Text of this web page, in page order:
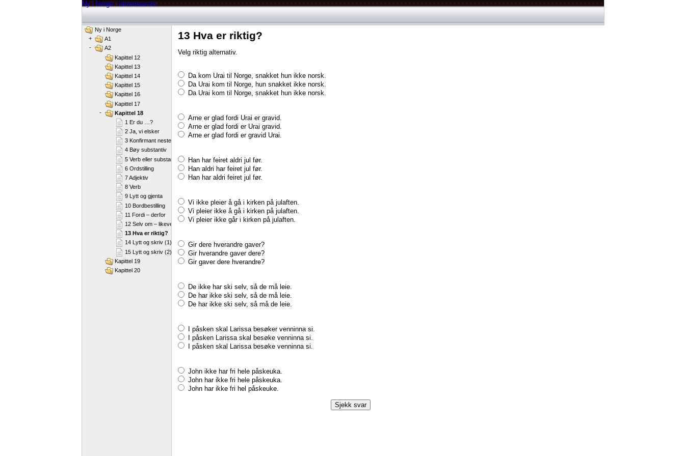
Ny i Norge - lærerressurs
13 Hva er riktig?
Velg riktig alternativ.
Da kom Urai til Norge, snakket hun ikke norsk.
Da Urai kom til Norge, hun snakket ikke norsk.
Da Urai kom til Norge, snakket hun ikke norsk.
Arne er glad fordi Urai er gravid.
Arne er glad fordi er Urai gravid.
Arne er glad fordi er gravid Urai.
Han har feiret aldri jul før.
Han aldri har feiret jul før.
Han har aldri feiret jul før.
Vi ikke pleier å gå i kirken på julaften.
Vi pleier ikke å gå i kirken på julaften.
Vi pleier ikke går i kirken på julaften.
Gir dere hverandre gaver?
Gir hverandre gaver dere?
Gir gaver dere hverandre?
De ikke har ski selv, så de må leie.
De har ikke ski selv, så de må leie.
De har ikke ski selv, så må de leie.
I påsken skal Larissa besøker venninna si.
I påsken Larissa skal besøke venninna si.
I påsken skal Larissa besøke venninna si.
John ikke har fri hele påskeuka.
John har ikke fri hele påskeuka.
John har ikke fri hel påskeuke.
Sjekk svar
Ny i Norge
+
A1
-
A2
Kapittel 12
Kapittel 13
Kapittel 14
Kapittel 15
Kapittel 16
Kapittel 17
-
Kapittel 18
1 Er du …?
2 Ja, vi elsker
3 Konfirmant neste år?
4 Bøy substantiv
5 Verb eller substantiv?
6 Ordstilling
7 Adjektiv
8 Verb
9 Lytt og gjenta
10 Bordbestilling
11 Fordi – derfor
12 Selv om – likevel
13 Hva er riktig?
14 Lytt og skriv (1)
15 Lytt og skriv (2)
Kapittel 19
Kapittel 20